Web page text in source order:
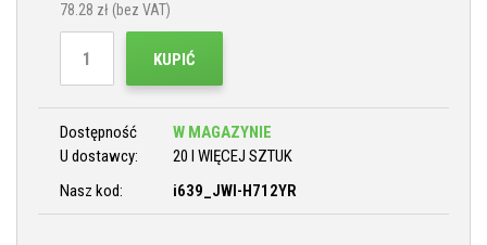
78.28 zł (bez VAT)
KUPIĆ
Dostępność
W MAGAZYNIE
U dostawcy:
20 I WIĘCEJ SZTUK
Nasz kod:
i639_JWI-H712YR